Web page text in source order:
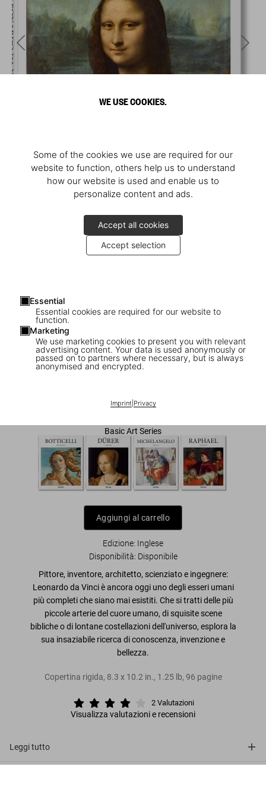
WE USE COOKIES.
Some of the cookies we use are required for our
website to function, others help us to understand
how our website is used and enable us to
personalize content and ads.
Accept all cookies
Accept selection
Essential
Essential cookies are required for our website to
function.
Marketing
We use marketing cookies to present you with relevant
advertising content. Your data is used anonymously or
passed on to partners where necessary, but is always
anonymised and encrypted.
Imprint| Privacy
1/7
US$ 20
Basic Art Series
Aggiungi al carrello
Edizione: Inglese
Disponibilità: Disponibile
Pittore, inventore, architetto, scienziato e ingegnere:
Leonardo da Vinci è ancora oggi uno degli esseri umani
più completi che siano mai esistiti. Che si tratti delle più
piccole arterie del cuore umano, di squisite scene
bibliche o di lontane costellazioni dell'universo, esplora la
sua insaziabile ricerca di conoscenza, invenzione e
bellezza.
Copertina rigida, 8.3 x 10.2 in., 1.25 lb, 96 pagine
2 Valutazioni
Visualizza valutazioni e recensioni
Leggi tutto